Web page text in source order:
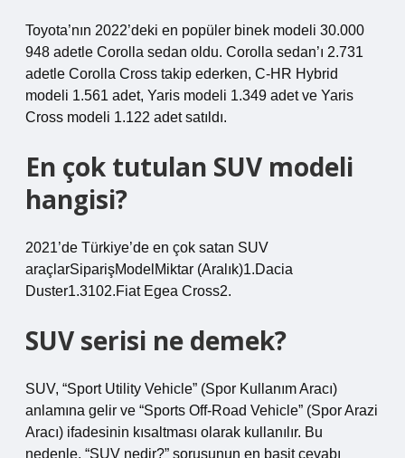
Toyota’nın 2022’deki en popüler binek modeli 30.000
948 adetle Corolla sedan oldu. Corolla sedan’ı 2.731
adetle Corolla Cross takip ederken, C-HR Hybrid
modeli 1.561 adet, Yaris modeli 1.349 adet ve Yaris
Cross modeli 1.122 adet satıldı.
En çok tutulan SUV modeli
hangisi?
2021’de Türkiye’de en çok satan SUV
araçlarSiparişModelMiktar (Aralık)1.Dacia
Duster1.3102.Fiat Egea Cross2.
SUV serisi ne demek?
SUV, “Sport Utility Vehicle” (Spor Kullanım Aracı)
anlamına gelir ve “Sports Off-Road Vehicle” (Spor Arazi
Aracı) ifadesinin kısaltması olarak kullanılır. Bu
nedenle, “SUV nedir?” sorusunun en basit cevabı